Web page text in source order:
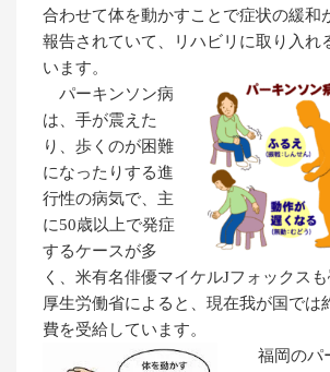
合わせて体を動かすことで症状の緩和
報告されていて、リハビリに取り入れ
います。
パーキンソン病
は、手が震えた
り、歩くのが困難
になったりする進
行性の病気で、主
に50歳以上で発症
するケースが多
く、米有名俳優マイケルJフォックスも
厚生労働省によると、現在我が国では
費を受給しています。
福岡のパ